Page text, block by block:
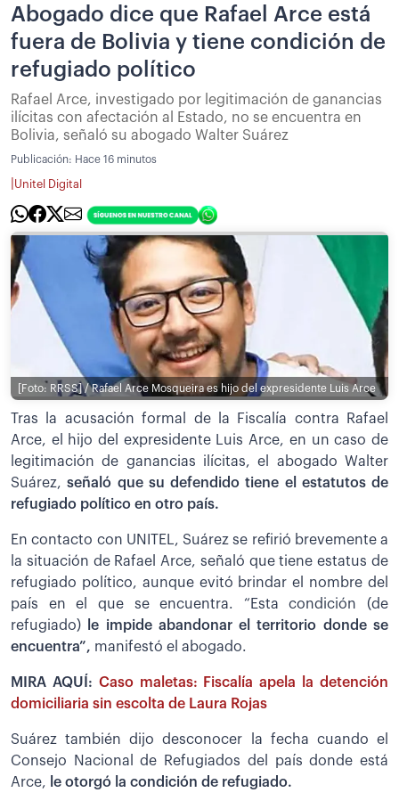
Abogado dice que Rafael Arce está
fuera de Bolivia y tiene condición de
refugiado político
Rafael Arce, investigado por legitimación de ganancias
ilícitas con afectación al Estado, no se encuentra en
Bolivia, señaló su abogado Walter Suárez
Publicación: Hace 16 minutos
Unitel Digital
[Foto: RRSS] / Rafael Arce Mosqueira es hijo del expresidente Luis Arce
Tras la acusación formal de la Fiscalía contra Rafael
Arce, el hijo del expresidente Luis Arce, en un caso de
legitimación de ganancias ilícitas, el abogado Walter
Suárez,señaló que su defendido tiene el estatutos de
refugiado político en otro país.
En contacto con UNITEL, Suárez se refirió brevemente a
la situación de Rafael Arce, señaló que tiene estatus de
refugiado político, aunque evitó brindar el nombre del
país en el que se encuentra. “Esta condición (de
refugiado) le impide abandonar el territorio donde se
encuentra”, manifestó el abogado.
MIRA AQUÍ: Caso maletas: Fiscalía apela la detención
domiciliaria sin escolta de Laura Rojas
Suárez también dijo desconocer la fecha cuando el
Consejo Nacional de Refugiados del país donde está
Arce, le otorgó la condición de refugiado.